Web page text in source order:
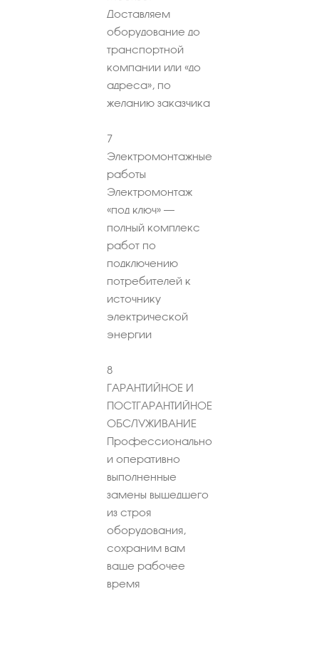
Доставляем
оборудование до
транспортной
компании или «до
адреса», по
желанию заказчика
7
Электромонтажные
работы
Электромонтаж
«под ключ» –
полный комплекс
работ по
подключению
потребителей к
источнику
электрической
энергии
8
ГАРАНТИЙНОЕ И
ПОСТГАРАНТИЙНОЕ
ОБСЛУЖИВАНИЕ
Профессионально
и оперативно
выполненные
замены вышедшего
из строя
оборудования,
сохраним вам
ваше рабочее
время